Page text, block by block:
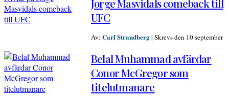
Jorge Masvidals comeback till
UFC
Av: Carl Strandberg| Skrevs den 10 september
Belal Muhammad avfärdar
Conor McGregor som
titelutmanare